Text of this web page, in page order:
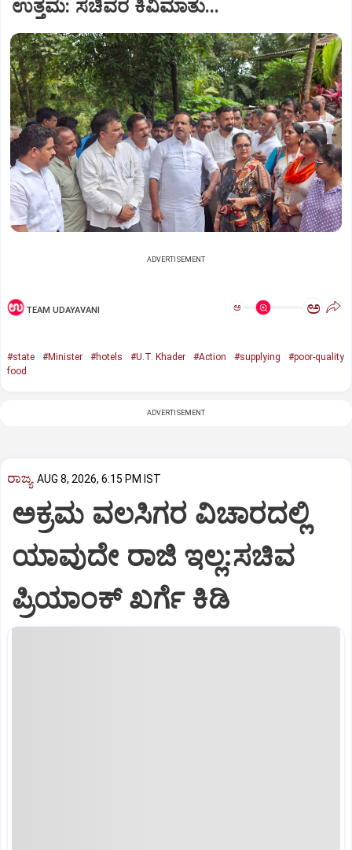
ಉತ್ತಮ: ಸಚಿವರ ಕಿವಿಮಾತು...
ADVERTISEMENT
TEAM UDAYAVANI ಅ ಅ
#state #Minister #hotels #U.T. Khader #Action #supplying
#poor-quality
food
ADVERTISEMENT
ರಾಜ್ಯ AUG 8, 2026, 6:15 PM IST
ಅಕ್ರಮ ವಲಸಿಗರ ವಿಚಾರದಲ್ಲಿ
ಯಾವುದೇ ರಾಜಿ ಇಲ್ಲ:ಸಚಿವ
ಪ್ರಿಯಾಂಕ್ ಖರ್ಗೆ ಕಿಡಿ